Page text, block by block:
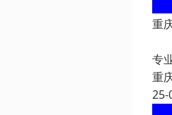
重
专
重
25-